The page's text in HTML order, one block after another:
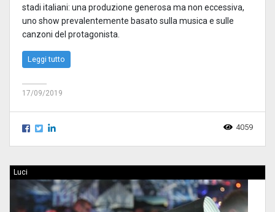
stadi italiani: una produzione generosa ma non eccessiva,
uno show prevalentemente basato sulla musica e sulle
canzoni del protagonista.
Leggi tutto
17/09/2019
4059
Luci